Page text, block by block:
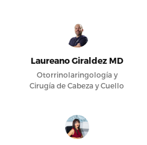
Laureano Giraldez MD
Otorrinolaringología y
Cirugía de Cabeza y Cuello